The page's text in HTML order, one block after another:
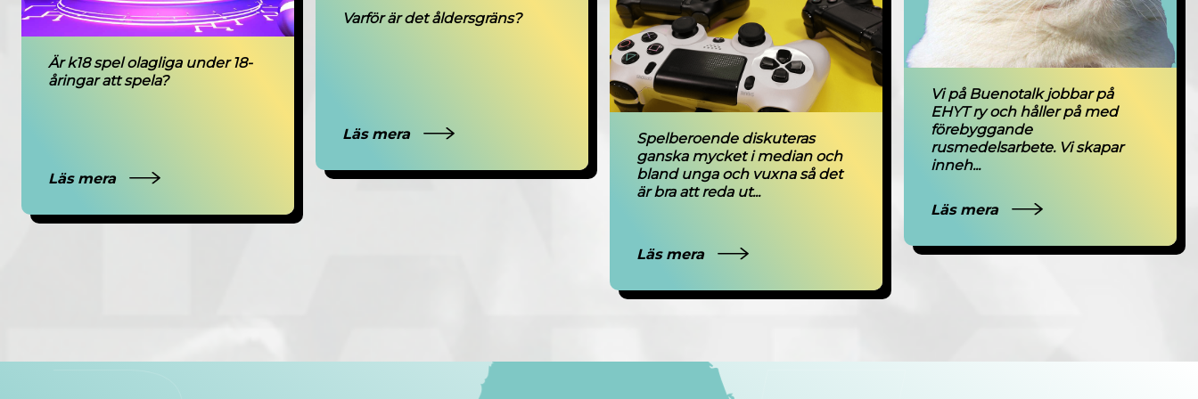
Är k18 spel olagliga under 18-
åringar att spela?
Läs mera
Varför är det åldersgräns?
Läs mera
Spelberoende diskuteras
ganska mycket i median och
bland unga och vuxna så det
är bra att reda ut...
Läs mera
Vi på Buenotalk jobbar på
EHYT ry och håller på med
förebyggande
rusmedelsarbete. Vi skapar
inneh...
Läs mera